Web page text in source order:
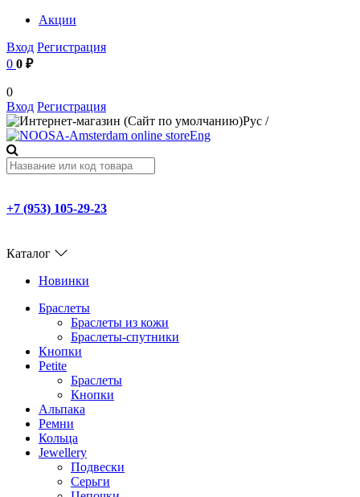
Акции
Вход Регистрация
0 0 ₽
0
Вход Регистрация
Рус /
Eng
+7 (953) 105-29-23
Каталог
Новинки
Браслеты
Браслеты из кожи
Браслеты-спутники
Кнопки
Petite
Браслеты
Кнопки
Альпака
Ремни
Кольца
Jewellery
Подвески
Серьги